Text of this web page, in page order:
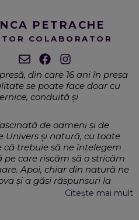
PETRACHE
COLABORATOR
din care 16 ani în presa
se poate face doar cu
conduită și
de oameni și de
Univers și natură, cu toate
că trebuie să ne înțelegem
care riscăm să o stricăm
Apoi, chiar din natură ne
și a găsi răspunsuri la
de inovație și tehnică, de
Citește mai mult